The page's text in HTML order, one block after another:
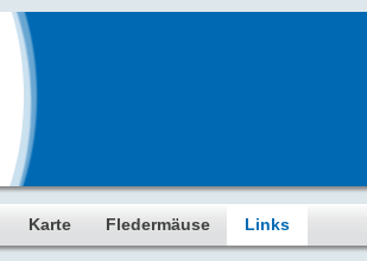
Karte Fledermäuse Links